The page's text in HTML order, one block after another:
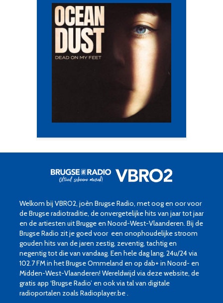
Welkom bij VBRO2, joèn Brugse Radio, met oog en oor voor
de Brugse radiotraditie, de onvergetelijke hits van jaar tot jaar
en de artiesten uit Brugge en Noord-West-Vlaanderen. Bij de
Brugse Radio zit je goed voor een onophoudelijke stroom
gouden hits van de jaren zestig, zeventig, tachtig en
negentig tot die van vandaag. Een hele dag lang, 24u/24 via
102.7 FM in het Brugse Ommeland en op dab+ in Noord- en
Midden-West-Vlaanderen! Wereldwijd via deze website, de
gratis app ‘Brugse Radio’ en ook via tal van digitale
radioportalen zoals Radioplayer.be .